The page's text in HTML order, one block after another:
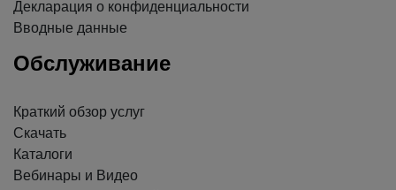
Декларация о конфиденциальности
Вводные данные
Обслуживание
Краткий обзор услуг
Скачать
Каталоги
Вебинары и Видео